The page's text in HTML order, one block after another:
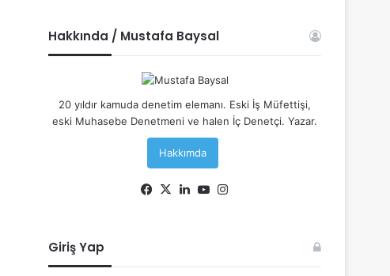
Hakkında / Mustafa Baysal
20 yıldır kamuda denetim elemanı. Eski İş Müfettişi,
eski Muhasebe Denetmeni ve halen İç Denetçi. Yazar.
Hakkımda
Facebook
X LinkedInYouTube
Giriş Yap